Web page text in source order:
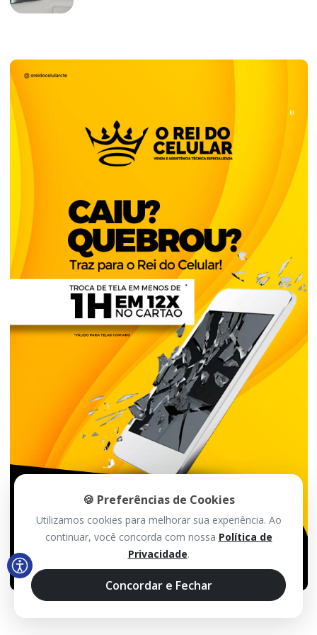
🍪 Preferências de Cookies
Utilizamos cookies para melhorar sua experiência. Ao
continuar, você concorda com nossa Política de
Privacidade.
Concordar e Fechar